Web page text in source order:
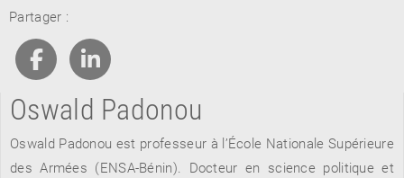
À PARAÎTRE
RETOUR
AVIS
RETOUR
A LA UNE
Partager :
Oswald Padonou
Oswald Padonou est professeur à l’École Nationale Supérieure
des Armées (ENSA-Bénin). Docteur en science politique et